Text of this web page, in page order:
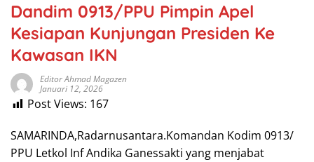
Dandim 0913/PPU Pimpin Apel
Kesiapan Kunjungan Presiden Ke
Kawasan IKN
Editor Ahmad Magazen
Januari 12, 2026
Post Views: 167
SAMARINDA,Radarnusantara.Komandan Kodim 0913/
PPU Letkol Inf Andika Ganessakti yang menjabat